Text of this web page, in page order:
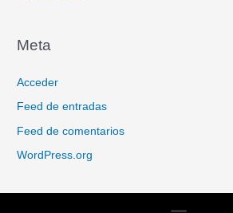
Meta
Acceder
Feed de entradas
Feed de comentarios
WordPress.org